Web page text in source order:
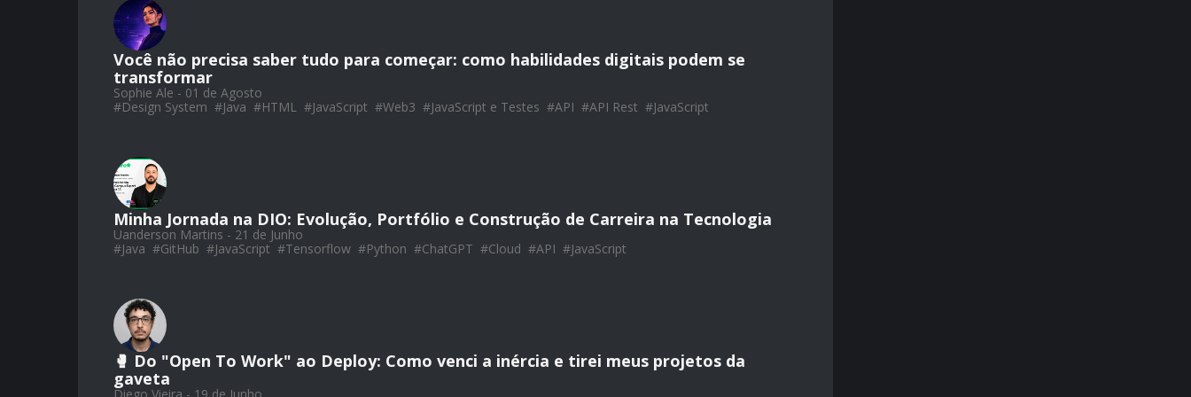
Você não precisa saber tudo para começar: como habilidades digitais podem se
transformar
Sophie Ale - 01 de Agosto
#Design System #Java #HTML #JavaScript #Web3 #JavaScript e Testes #API #API Rest #JavaScript
Minha Jornada na DIO: Evolução, Portfólio e Construção de Carreira na Tecnologia
Uanderson Martins - 21 de Junho
#Java #GitHub #JavaScript #Tensorflow #Python #ChatGPT #Cloud #API #JavaScript
🥊 Do "Open To Work" ao Deploy: Como venci a inércia e tirei meus projetos da
gaveta